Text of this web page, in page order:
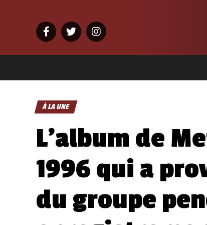
À LA UNE
L’album de
1996 qui a
du groupe